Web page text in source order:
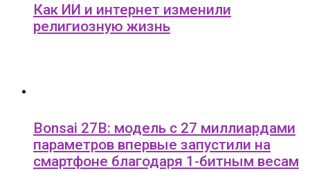
Как ИИ и интернет изменили
религиозную жизнь
Bonsai 27B: модель с 27 миллиардами
параметров впервые запустили на
смартфоне благодаря 1-битным весам